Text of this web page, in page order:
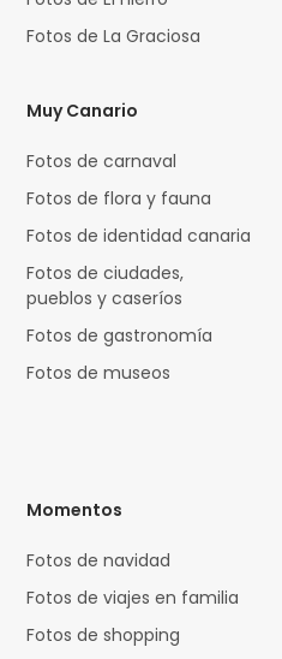
Fotos de La Graciosa
Muy Canario
Fotos de carnaval
Fotos de flora y fauna
Fotos de identidad canaria
Fotos de ciudades,
pueblos y caseríos
Fotos de gastronomía
Fotos de museos
Momentos
Fotos de navidad
Fotos de viajes en familia
Fotos de shopping